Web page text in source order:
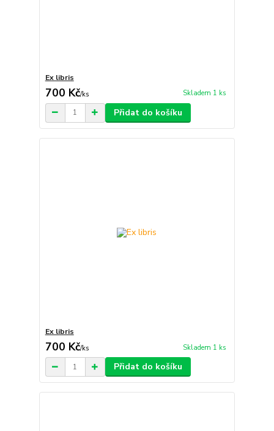
Ex libris
700 Kč/ks Skladem 1 ks
Přidat do košíku
Ex libris
700 Kč/ks Skladem 1 ks
Přidat do košíku